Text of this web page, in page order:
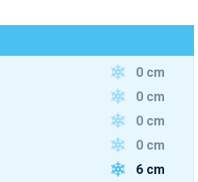
0 cm
0 cm
0 cm
0 cm
6 cm